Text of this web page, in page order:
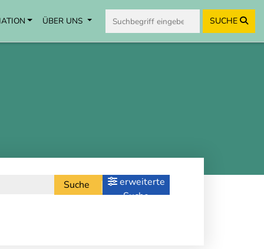
ÜBER UNS SUCHE
Suche
erweiterte
Suche